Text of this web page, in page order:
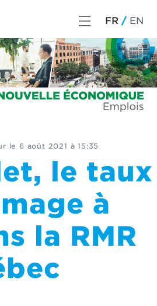
FR EN
le 6 août 2021 à 15:35
le taux
à
la RMR